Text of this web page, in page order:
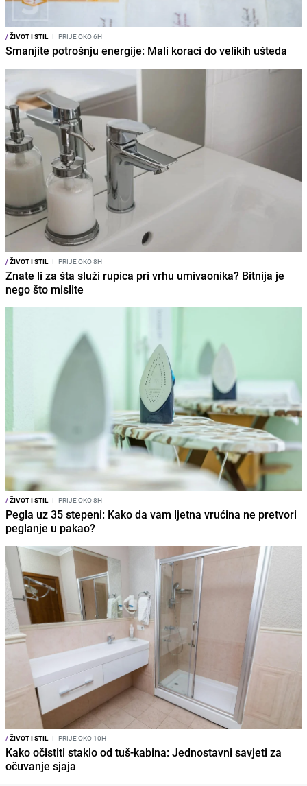
/ŽIVOT I STIL I PRIJE OKO 6H
Smanjite potrošnju energije: Mali koraci do velikih ušteda
/ŽIVOT I STIL I PRIJE OKO 8H
Znate li za šta služi rupica pri vrhu umivaonika? Bitnija je
nego što mislite
/ŽIVOT I STIL I PRIJE OKO 8H
Pegla uz 35 stepeni: Kako da vam ljetna vrućina ne pretvori
peglanje u pakao?
/ŽIVOT I STIL I PRIJE OKO 10H
Kako očistiti staklo od tuš-kabina: Jednostavni savjeti za
očuvanje sjaja